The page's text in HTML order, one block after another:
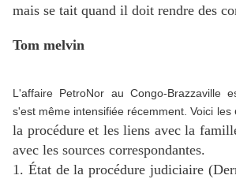
mais se tait quand il doit rendre des
Tom melvin
L'affaire PetroNor au Congo-Brazzaville
s'est même intensifiée récemment. Voici les
la procédure et les liens avec la
avec les sources correspondantes.
1. État de la procédure judiciaire